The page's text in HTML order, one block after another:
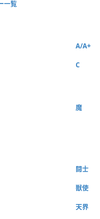
一覧
A/A+
C
魔
闘士
獣使
天界